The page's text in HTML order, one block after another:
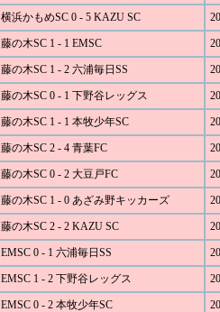
横浜かもめSC 0 - 5 KAZU SC
藤の木SC 1 - 1 EMSC
藤の木SC 1 - 2 六浦毎日SS
藤の木SC 0 - 1 下野谷レッグス
藤の木SC 1 - 1 本牧少年SC
藤の木SC 2 - 4 青葉FC
藤の木SC 0 - 2 大豆戸FC
藤の木SC 1 - 0 あざみ野キッカーズ
藤の木SC 2 - 2 KAZU SC
EMSC 0 - 1 六浦毎日SS
EMSC 1 - 2 下野谷レッグス
EMSC 0 - 2 本牧少年SC